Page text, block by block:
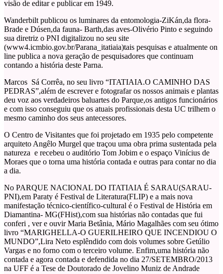
visão de editar e publicar em 1949.
Wanderbilt publicou os luminares da entomologia-ZiKán,da flora-
Brade e Dúsen,da fauna- Barth,das aves-Olivério Pinto e seguindo
sua diretriz o PNI digitalizou no seu site
(www4.icmbio.gov.br/Parana_itatiaia)tais pesquisas e atualmente on
line publica a nova geração de pesquisadores que continuam
contando a história deste Parna.
Marcos Sá Corrêa, no seu livro “ITATIAIA.O CAMINHO DAS
PEDRAS”,além de escrever e fotografar os nossos animais e plantas
deu voz aos verdadeiros baluartes do Parque,os antigos funcionários
e com isso conseguiu que os atuais profissionais desta UC trilhem o
mesmo caminho dos seus antecessores.
O Centro de Visitantes que foi projetado em 1935 pelo competente
arquiteto Angêlo Murgel que traçou uma obra prima sustentada pela
natureza e recebeu o auditório Tom Jobim e o espaço Vinícius de
Moraes que o torna uma história contada e outras para contar no dia
a dia.
No PARQUE NACIONAL DO ITATIAIA É SARAU(SARAU-
PNI),em Paraty é Festival de Literatura(FLIP) e a mais nova
manifestação técnico-científico-cultural é o Festival de História em
Diamantina- MG(FHist),com sua histórias não contadas que fui
conferi , ver e ouvir Maria Betânia, Mário Magalhães com seu ótimo
livro “MARIGHELLA-O GUERILHEIRO QUE INCENDIOU O
MUNDO”,Lira Neto esplêndido com dois volumes sobre Getúlio
Vargas e no forno com o terceiro volume. Enfim,uma história não
contada e agora contada e defendida no dia 27/SETEMBRO/2013
na UFF é a Tese de Doutorado de Jovelino Muniz de Andrade